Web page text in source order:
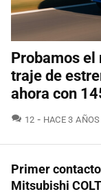
Probamos el
traje de
ahora con
12 COMENTARIOS
HACE 3 AÑOS
Primer contacto
Mitsubishi